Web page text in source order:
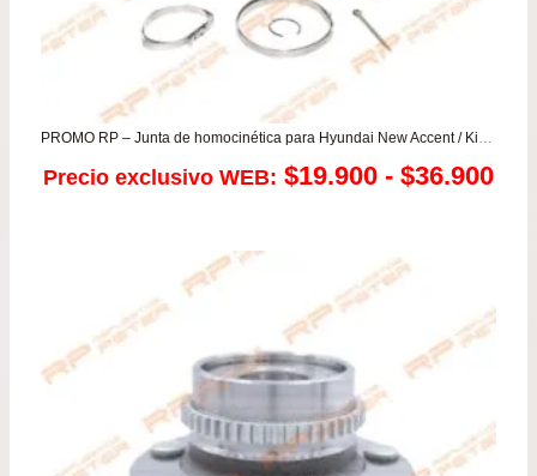
PROMO RP – Junta de homocinética para Hyundai New Accent / Kia Cerato – Rio JB
Precio exclusivo WEB: $19.900 - $36.900